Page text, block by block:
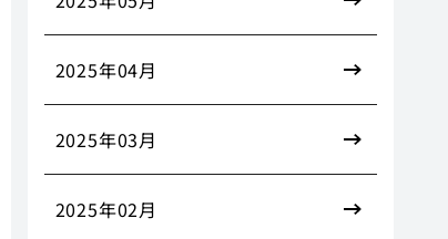
2025年04月
2025年03月
2025年02月